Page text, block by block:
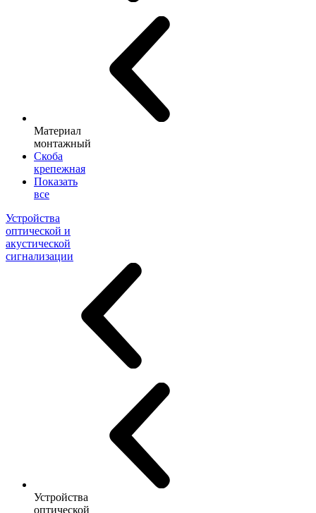
Материал
монтажный
Скоба
крепежная
Показать
все
Устройства
оптической и
акустической
сигнализации
Устройства
оптической